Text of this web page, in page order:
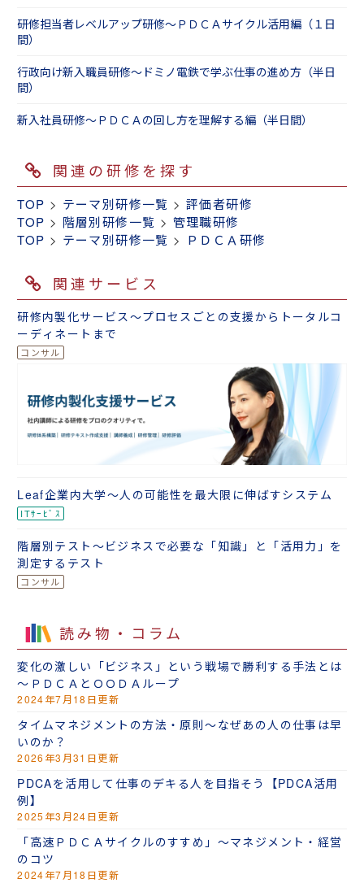
研修担当者レベルアップ研修～ＰＤＣＡサイクル活用編（１日
間）
行政向け新入職員研修～ドミノ電鉄で学ぶ仕事の進め方（半日
間）
新入社員研修～ＰＤＣＡの回し方を理解する編（半日間）
関連の研修を探す
TOP > テーマ別研修一覧 >評価者研修
TOP > 階層別研修一覧 > 管理職研修
TOP > テーマ別研修一覧 > ＰＤＣＡ研修
関連サービス
研修内製化サービス～プロセスごとの支援からトータルコ
ーディネートまで
Leaf企業内大学～人の可能性を最大限に伸ばすシステム
階層別テスト～ビジネスで必要な「知識」と「活用力」を
測定するテスト
読み物・コラム
変化の激しい「ビジネス」という戦場で勝利する手法とは
～ＰＤＣＡとＯＯＤＡループ
2024年7月18日更新
タイムマネジメントの方法・原則～なぜあの人の仕事は早
いのか？
2026年3月31日更新
PDCAを活用して仕事のデキる人を目指そう【PDCA活用
例】
2025年3月24日更新
「高速ＰＤＣＡサイクルのすすめ」～マネジメント・経営
のコツ
2024年7月18日更新